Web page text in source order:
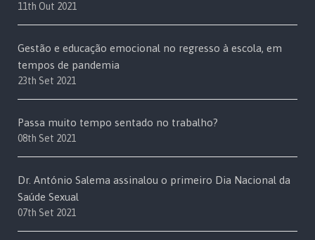
11th Out 2021
Gestão e educação emocional no regresso à escola, em
tempos de pandemia
23th Set 2021
Passa muito tempo sentado no trabalho?
08th Set 2021
Dr. António Salema assinalou o primeiro Dia Nacional da
Saúde Sexual
07th Set 2021